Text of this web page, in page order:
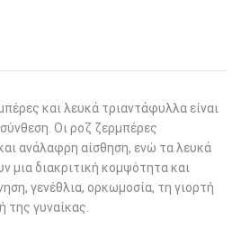
και λευκά τριαντάφυλλα είναι
Οι ροζ ζερμπέρες
ανάλαφρη αίσθηση, ενώ τα λευκά
μια διακριτική κομψότητα και
γενέθλια, ορκωμοσία, τη γιορτή
της γυναίκας.